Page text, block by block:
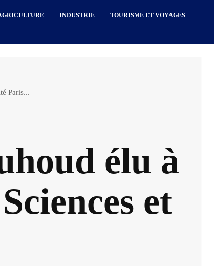
INDUSTRIE TOURISME ET VOYAGES
Paris...
élu à
et